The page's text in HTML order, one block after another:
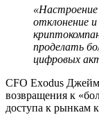
отклонение
проделать
цифровых
CFO Exodus
возвращения к
доступа к рынкам